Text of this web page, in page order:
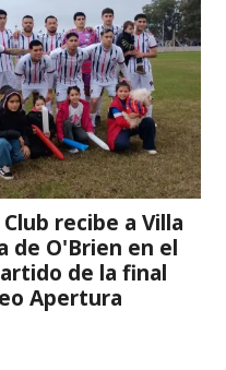
recibe a Villa
de O'Brien en el
de la final
Apertura